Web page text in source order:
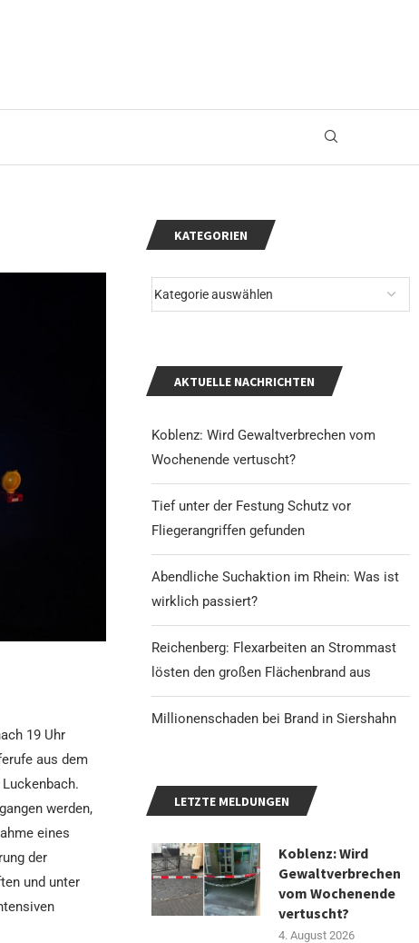
19 Uhr
aus dem
werden,
eines
der
und unter
KATEGORIEN
AKTUELLE NACHRICHTEN
Koblenz: Wird Gewaltverbrechen vom
Wochenende vertuscht?
Tief unter der Festung Schutz vor
Fliegerangriffen gefunden
Abendliche Suchaktion im Rhein: Was ist
wirklich passiert?
Reichenberg: Flexarbeiten an Strommast
lösten den großen Flächenbrand aus
Millionenschaden bei Brand in Siershahn
LETZTE MELDUNGEN
Koblenz: Wird
Gewaltverbrechen
vom Wochenende
vertuscht?
4. August 2026